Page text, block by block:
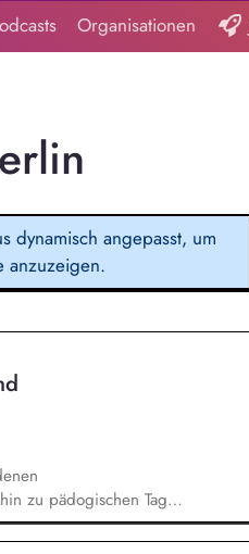
Organisationen
dynamisch angepasst, um
anzuzeigen.
zu pädogischen Tagen
Die inhaltlichen